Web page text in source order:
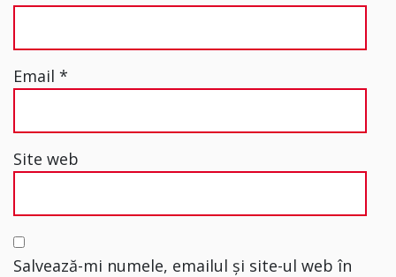
Email *
Site web
Salvează-mi numele, emailul și site-ul web în